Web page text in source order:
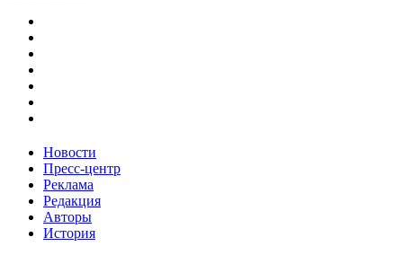
Новости
Пресс-центр
Реклама
Редакция
Авторы
История